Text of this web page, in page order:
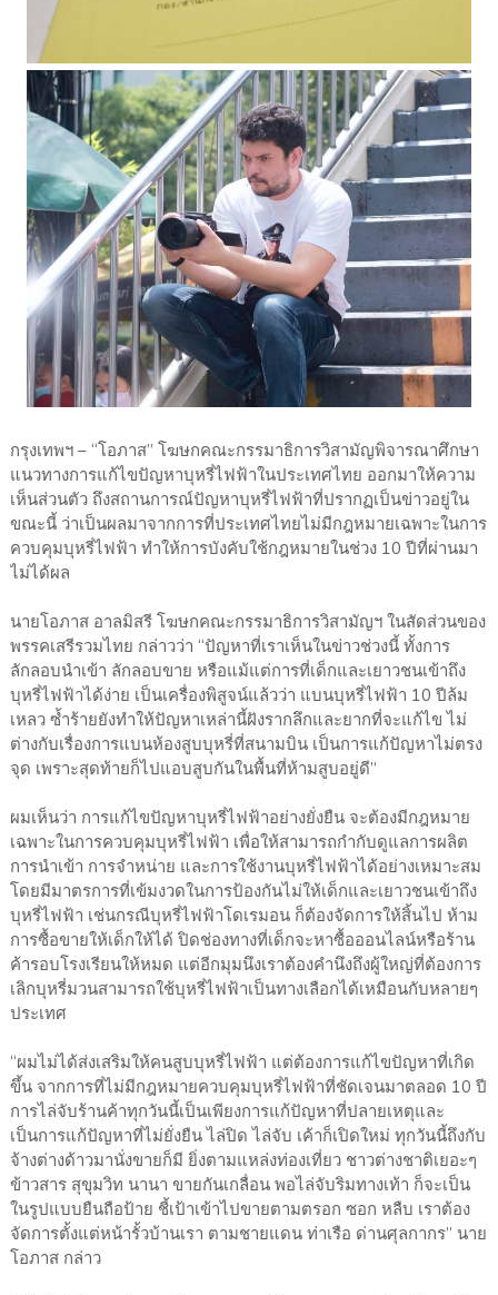
กรุงเทพฯ – “โอภาส” โฆษกคณะกรรมาธิการวิสามัญพิจารณาศึกษา
แนวทางการแก้ไขปัญหาบุหรี่ไฟฟ้าในประเทศไทย ออกมาให้ความ
เห็นส่วนตัว ถึงสถานการณ์ปัญหาบุหรี่ไฟฟ้าที่ปรากฏเป็นข่าวอยู่ใน
ขณะนี้ ว่าเป็นผลมาจากการที่ประเทศไทยไม่มีกฎหมายเฉพาะในการ
ควบคุมบุหรี่ไฟฟ้า ทำให้การบังคับใช้กฎหมายในช่วง 10 ปีที่ผ่านมา
ไม่ได้ผล
นายโอภาส อาลมิสรี โฆษกคณะกรรมาธิการวิสามัญฯ ในสัดส่วนของ
พรรคเสรีรวมไทย กล่าวว่า “ปัญหาที่เราเห็นในข่าวช่วงนี้ ทั้งการ
ลักลอบนำเข้า ลักลอบขาย หรือแม้แต่การที่เด็กและเยาวชนเข้าถึง
บุหรี่ไฟฟ้าได้ง่าย เป็นเครื่องพิสูจน์แล้วว่า แบนบุหรี่ไฟฟ้า 10 ปีล้ม
เหลว ซ้ำร้ายยังทำให้ปัญหาเหล่านี้ฝังรากลึกและยากที่จะแก้ไข ไม่
ต่างกับเรื่องการแบนห้องสูบบุหรี่ที่สนามบิน เป็นการแก้ปัญหาไม่ตรง
จุด เพราะสุดท้ายก็ไปแอบสูบกันในพื้นที่ห้ามสูบอยู่ดี”
ผมเห็นว่า การแก้ไขปัญหาบุหรี่ไฟฟ้าอย่างยั่งยืน จะต้องมีกฎหมาย
เฉพาะในการควบคุมบุหรี่ไฟฟ้า เพื่อให้สามารถกำกับดูแลการผลิต
การนำเข้า การจำหน่าย และการใช้งานบุหรี่ไฟฟ้าได้อย่างเหมาะสม
โดยมีมาตรการที่เข้มงวดในการป้องกันไม่ให้เด็กและเยาวชนเข้าถึง
บุหรี่ไฟฟ้า เช่นกรณีบุหรี่ไฟฟ้าโดเรมอน ก็ต้องจัดการให้สิ้นไป ห้าม
การซื้อขายให้เด็กให้ได้ ปิดช่องทางที่เด็กจะหาซื้อออนไลน์หรือร้าน
ค้ารอบโรงเรียนให้หมด แต่อีกมุมนึงเราต้องคำนึงถึงผู้ใหญ่ที่ต้องการ
เลิกบุหรี่มวนสามารถใช้บุหรี่ไฟฟ้าเป็นทางเลือกได้เหมือนกับหลายๆ
ประเทศ
“ผมไม่ได้ส่งเสริมให้คนสูบบุหรี่ไฟฟ้า แต่ต้องการแก้ไขปัญหาที่เกิด
ขึ้น จากการที่ไม่มีกฎหมายควบคุมบุหรี่ไฟฟ้าที่ชัดเจนมาตลอด 10 ปี
การไล่จับร้านค้าทุกวันนี้เป็นเพียงการแก้ปัญหาที่ปลายเหตุและ
เป็นการแก้ปัญหาที่ไม่ยั่งยืน ไล่ปิด ไล่จับ เค้าก็เปิดใหม่ ทุกวันนี้ถึงกับ
จ้างต่างด้าวมานั่งขายก็มี ยิ่งตามแหล่งท่องเที่ยว ชาวต่างชาติเยอะๆ
ข้าวสาร สุขุมวิท นานา ขายกันเกลื่อน พอไล่จับริมทางเท้า ก็จะเป็น
ในรูปแบบยืนถือป้าย ชี้เป้าเข้าไปขายตามตรอก ซอก หลืบ เราต้อง
จัดการตั้งแต่หน้ารั้วบ้านเรา ตามชายแดน ท่าเรือ ด่านศุลกากร” นาย
โอภาส กล่าว